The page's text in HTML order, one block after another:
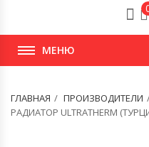
МЕНЮ
ГЛАВНАЯ ПРОИЗВОДИТЕЛИ
РАДИАТОР ULTRATHERM